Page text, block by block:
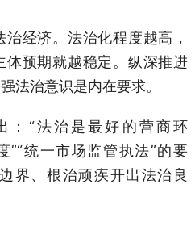
经济。法治化程度越高，
体预期就越稳定。纵深推进
法治意识是内在要求。
“法治是最好的营商环
”“统一市场监管执法”的要
界、根治顽疾开出法治良